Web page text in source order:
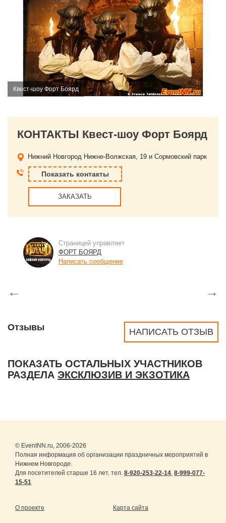
Квест-шоу Форт Боярд
КОНТАКТЫ Квест-шоу Форт Боярд
Нижний Новгород Нижне-Волжская, 19 и Сормовский парк
Показать контакты
ЗАКАЗАТЬ
Страницей управляет
ФОРТ БОЯРД
Написать сообщение
← →
НАПИСАТЬ ОТЗЫВ
Отзывы
ПОКАЗАТЬ ОСТАЛЬНЫХ УЧАСТНИКОВ
РАЗДЕЛА ЭКСКЛЮЗИВ И ЭКЗОТИКА
© EventNN.ru, 2006-2026
Полная информация об организации праздничных мероприятий в
Нижнем Новгороде.
Для посетителей старше 16 лет. тел. 8-920-253-22-14 8-999-077-
15-51
О проекте Карта сайта